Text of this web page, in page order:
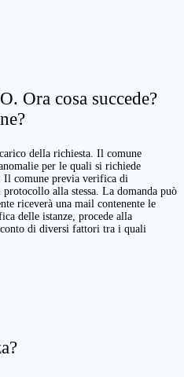
Ora cosa succede?
della richiesta. Il comune
per le quali si richiede
Il comune previa verifica di
alla stessa. La domanda può
riceverà una mail contenente le
delle istanze, procede alla
di diversi fattori tra i quali